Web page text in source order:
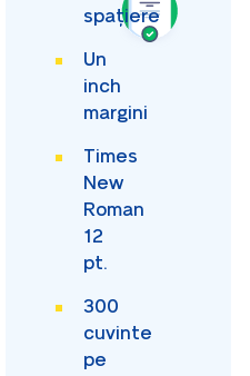
spațiere
Un
inch
margini
Times
New
Roman
12
pt.
300
cuvinte
pe